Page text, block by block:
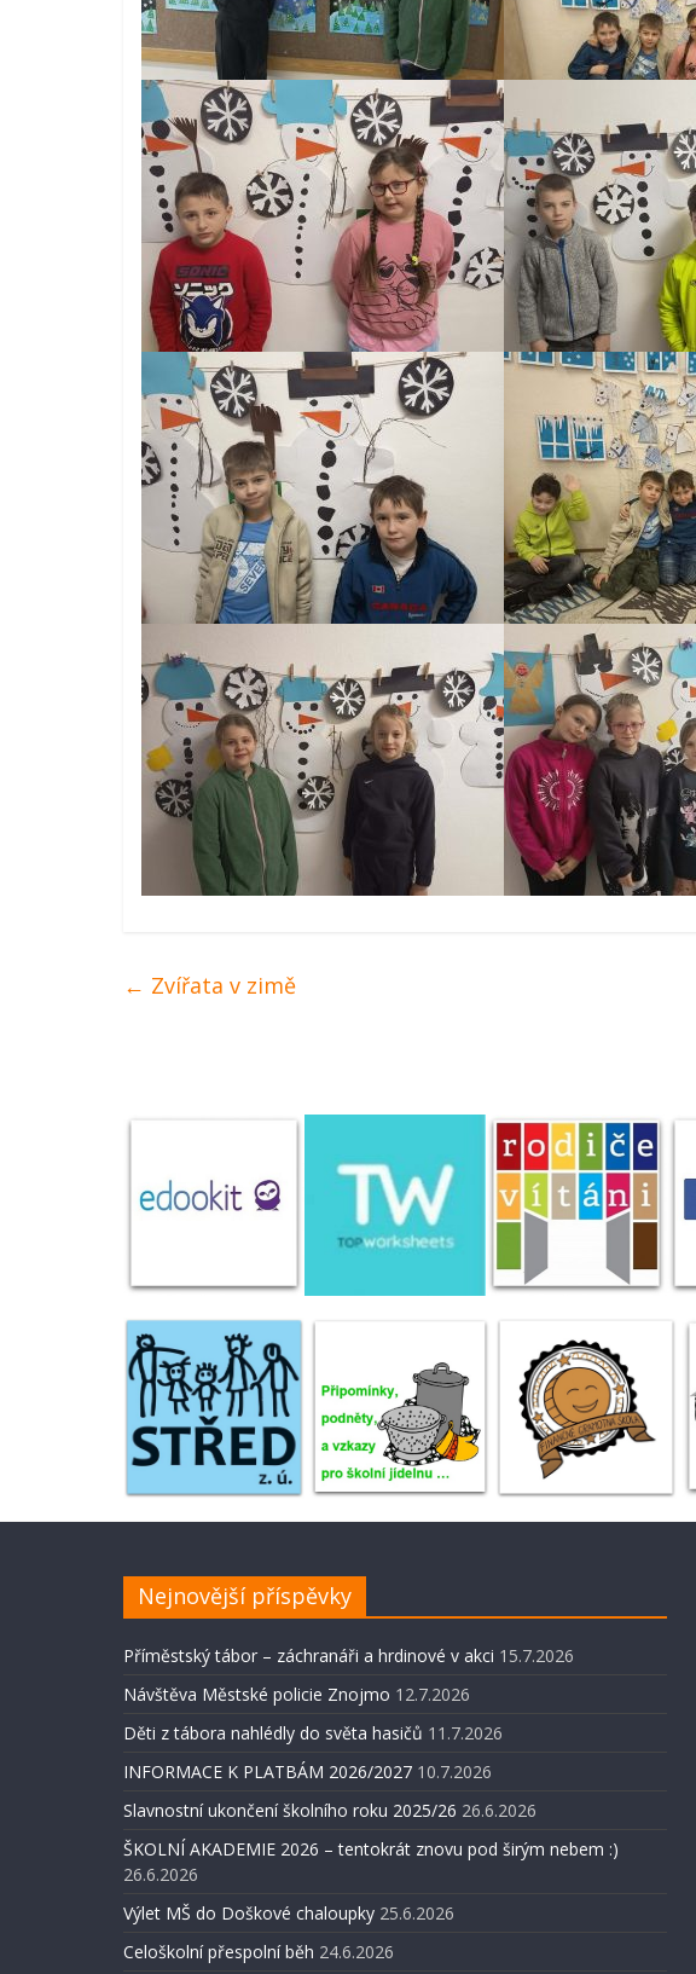
← Zvířata v zimě
Nejnovější příspěvky
Příměstský tábor – záchranáři a hrdinové v akci 15.7.2026
Návštěva Městské policie Znojmo 12.7.2026
Děti z tábora nahlédly do světa hasičů 11.7.2026
INFORMACE K PLATBÁM 2026/2027 10.7.2026
Slavnostní ukončení školního roku 2025/26 26.6.2026
ŠKOLNÍ AKADEMIE 2026 – tentokrát znovu pod širým nebem :)
26.6.2026
Výlet MŠ do Doškové chaloupky 25.6.2026
Celoškolní přespolní běh 24.6.2026